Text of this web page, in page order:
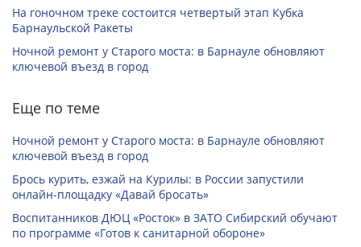
На гоночном треке состоится четвертый этап Кубка
Барнаульской Ракеты
Ночной ремонт у Старого моста: в Барнауле обновляют
ключевой въезд в город
Еще по теме
Ночной ремонт у Старого моста: в Барнауле обновляют
ключевой въезд в город
Брось курить, езжай на Курилы: в России запустили
онлайн-­площадку «Давай бросать»
Воспитанников ДЮЦ «Росток» в ЗАТО Сибирский обучают
по программе «Готов к санитарной обороне»